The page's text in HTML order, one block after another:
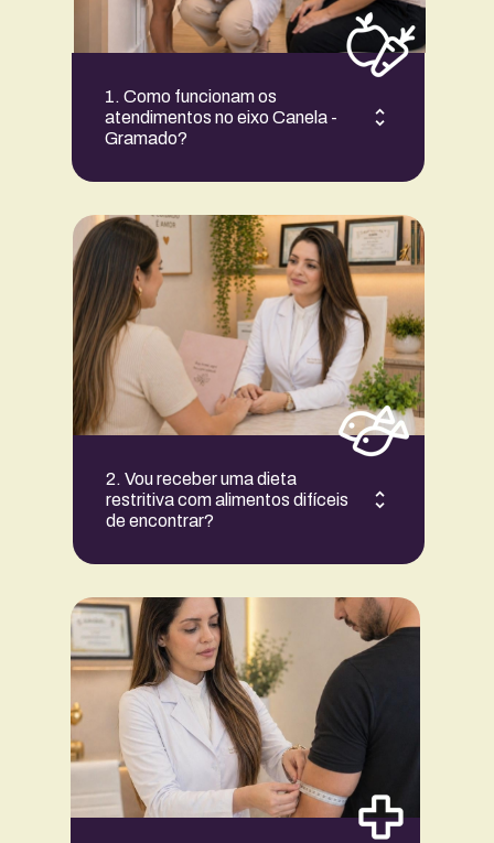
1. Como funcionam os
atendimentos no eixo Canela -
Gramado?
Os atendimentos presenciais ocorrem
em consultórios equipados nas duas
cidades. Também há opção de consulta
100% online por videochamada.
2. Vou receber uma dieta
restritiva com alimentos difíceis
de encontrar?
Seu plano será montado com alimentos
acessíveis e fáceis de encontrar na
Serra Gaúcha. Não há restrições
severas ou terrorismo nutricional.